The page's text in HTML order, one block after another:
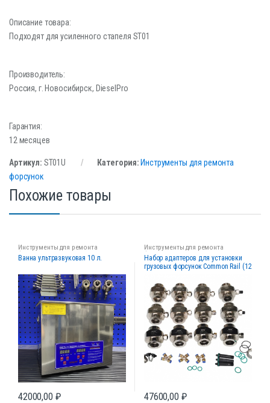
Описание товара:
Подходят для усиленного стапеля ST01
Производитель:
Россия, г. Новосибирск, DieselPro
Гарантия:
12 месяцев
Артикул: ST01U Категория:Инструменты для ремонта
форсунок
Похожие товары
Инструменты для ремонта
форсунок
Ванна ультразвуковая 10 л.
42000,00 ₽
Инструменты для ремонта
форсунок
Набор адаптеров для установки
грузовых форсунок Common Rail (12
47600,00 ₽